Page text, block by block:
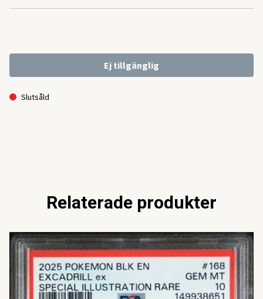
Ej tillgänglig
Slutsåld
Relaterade produkter